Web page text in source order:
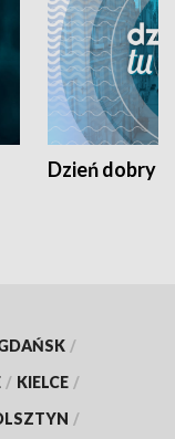
Dzień dobry
/
/ KIELCE /
/